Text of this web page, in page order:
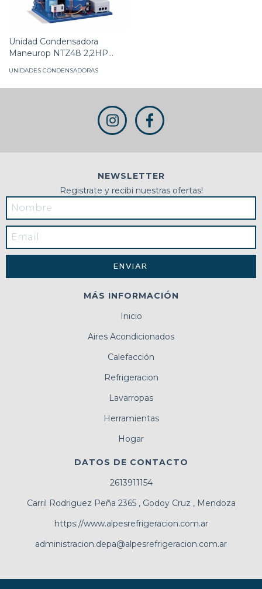
Unidad Condensadora
Maneurop NTZ48 2,2HP
UNIDADES CONDENSADORAS
NEWSLETTER
Registrate y recibi nuestras ofertas!
MÁS INFORMACIÓN
Inicio
Aires Acondicionados
Calefacción
Refrigeracion
Lavarropas
Herramientas
Hogar
DATOS DE CONTACTO
2613911154
Carril Rodriguez Peña 2365 , Godoy Cruz , Mendoza
https://www.alpesrefrigeracion.com.ar
administracion.depa@alpesrefrigeracion.com.ar